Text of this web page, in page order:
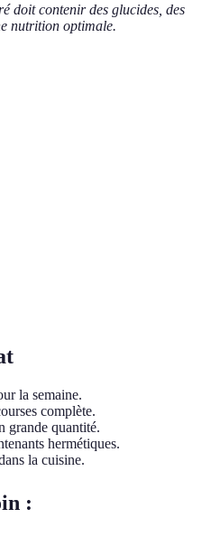
doit contenir des glucides, des
nutrition optimale.
la semaine.
complète.
grande quantité.
hermétiques.
la cuisine.
: